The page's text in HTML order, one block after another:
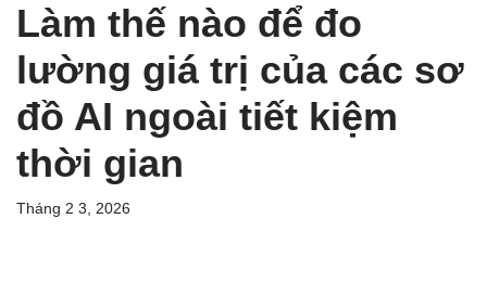
Làm thế nào để đo
lường giá trị của các sơ
đồ AI ngoài tiết kiệm
thời gian
Tháng 2 3, 2026